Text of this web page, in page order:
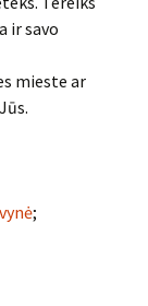
ir savo
mieste ar
;